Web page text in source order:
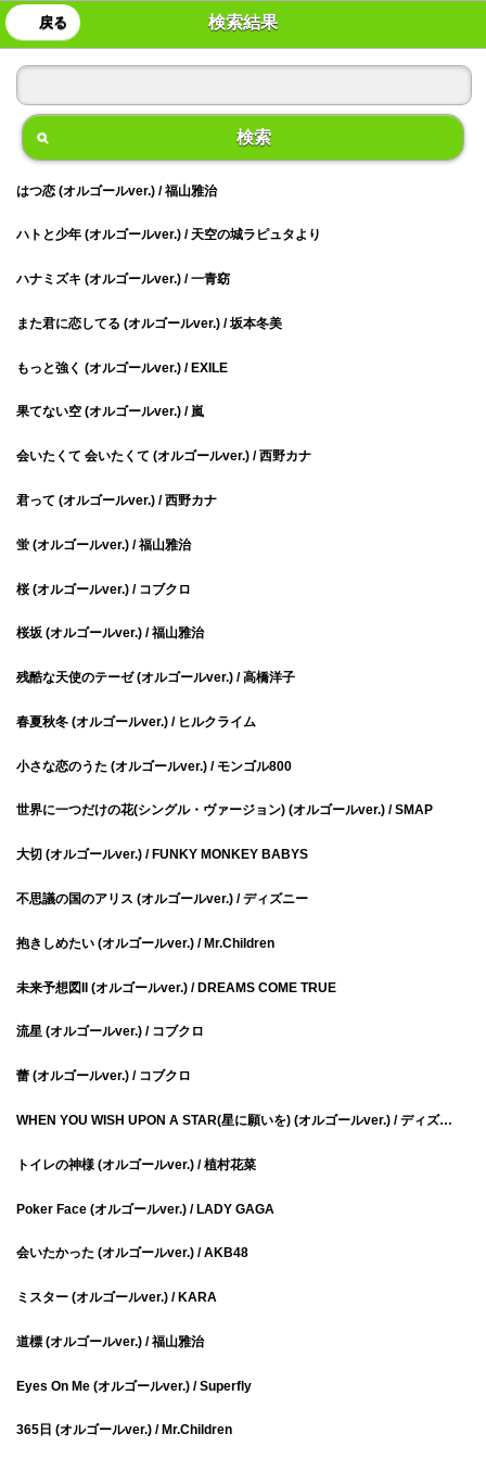
戻る 検索結果
検索
はつ恋 (オルゴールver.) / 福山雅治
ハトと少年 (オルゴールver.) / 天空の城ラピュタより
ハナミズキ (オルゴールver.) / 一青窈
また君に恋してる (オルゴールver.) / 坂本冬美
もっと強く (オルゴールver.) / EXILE
果てない空 (オルゴールver.) / 嵐
会いたくて 会いたくて (オルゴールver.) / 西野カナ
君って (オルゴールver.) / 西野カナ
蛍 (オルゴールver.) / 福山雅治
桜 (オルゴールver.) / コブクロ
桜坂 (オルゴールver.) / 福山雅治
残酷な天使のテーゼ (オルゴールver.) / 高橋洋子
春夏秋冬 (オルゴールver.) / ヒルクライム
小さな恋のうた (オルゴールver.) / モンゴル800
世界に一つだけの花(シングル・ヴァージョン) (オルゴールver.) / SMAP
大切 (オルゴールver.) / FUNKY MONKEY BABYS
不思議の国のアリス (オルゴールver.) / ディズニー
抱きしめたい (オルゴールver.) / Mr.Children
未来予想図II (オルゴールver.) / DREAMS COME TRUE
流星 (オルゴールver.) / コブクロ
蕾 (オルゴールver.) / コブクロ
WHEN YOU WISH UPON A STAR(星に願いを) (オルゴールver.) / ディズニー
トイレの神様 (オルゴールver.) / 植村花菜
Poker Face (オルゴールver.) / LADY GAGA
会いたかった (オルゴールver.) / AKB48
ミスター (オルゴールver.) / KARA
道標 (オルゴールver.) / 福山雅治
Eyes On Me (オルゴールver.) / Superfly
365日 (オルゴールver.) / Mr.Children